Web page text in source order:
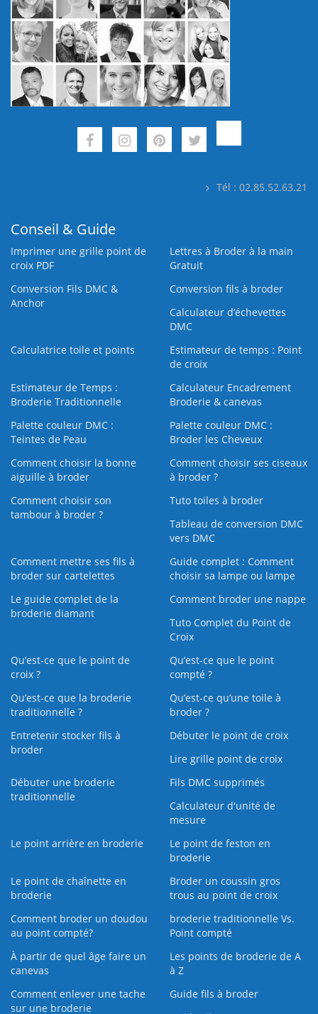
Tél : 02.85.52.63.21
Conseil & Guide
Imprimer une grille point de
croix PDF
Lettres à Broder à la main
Gratuit
Conversion Fils DMC &
Anchor
Conversion fils à broder
Calculateur d’échevettes
DMC
Calculatrice toile et points
Estimateur de temps : Point
de croix
Estimateur de Temps :
Broderie Traditionnelle
Calculateur Encadrement
Broderie & canevas
Palette couleur DMC :
Teintes de Peau
Palette couleur DMC :
Broder les Cheveux
Comment choisir la bonne
aiguille à broder
Comment choisir ses ciseaux
à broder ?
Comment choisir son
tambour à broder ?
Tuto toiles à broder
Tableau de conversion DMC
vers DMC
Comment mettre ses fils à
broder sur cartelettes
Guide complet : Comment
choisir sa lampe ou lampe
Le guide complet de la
broderie diamant
Comment broder une nappe
Tuto Complet du Point de
Croix
Qu’est-ce que le point de
croix ?
Qu’est-ce que le point
compté ?
Qu’est-ce que la broderie
traditionnelle ?
Qu’est‑ce qu’une toile à
broder ?
Entretenir stocker fils à
broder
Débuter le point de croix
Lire grille point de croix
Débuter une broderie
traditionnelle
Fils DMC supprimés
Calculateur d'unité de
mesure
Le point arrière en broderie
Le point de feston en
broderie
Le point de chaînette en
broderie
Broder un coussin gros
trous au point de croix
Comment broder un doudou
au point compté?
broderie traditionnelle Vs.
Point compté
À partir de quel âge faire un
canevas
Les points de broderie de A
à Z
Comment enlever une tache
sur une broderie
Guide fils à broder